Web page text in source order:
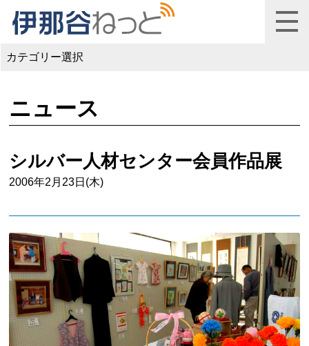
カテゴリー選択
ニュース
シルバー人材センター会員作品展
2006年2月23日(木)